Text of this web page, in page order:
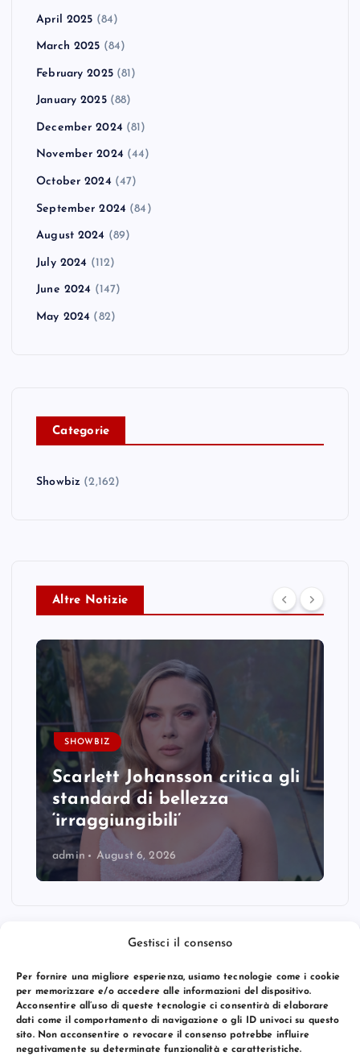
Gestisci il consenso
Per fornire una migliore esperienza, usiamo tecnologie come i cookie
per memorizzare e/o accedere alle informazioni del dispositivo.
Acconsentire all’uso di queste tecnologie ci consentirà di elaborare
dati come il comportamento di navigazione o gli ID univoci su questo
sito. Non acconsentire o revocare il consenso potrebbe influire
negativamente su determinate funzionalità e caratteristiche.
April 2025 (84)
March 2025 (84)
February 2025(81)
January 2025(88)
December 2024 (81)
November 2024 (44)
October 2024 (47)
September 2024 (84)
August 2024 (89)
July 2024 (112)
June 2024 (147)
May 2024 (82)
Categorie
Showbiz (2,162)
Altre Notizie
SHOWBIZ
Scarlett Johansson critica gli
standard di bellezza
‘irraggiungibili’
admin August 6, 2026